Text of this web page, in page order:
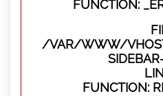
FUNCTION:
/VAR/WWW/
FUNCTION: